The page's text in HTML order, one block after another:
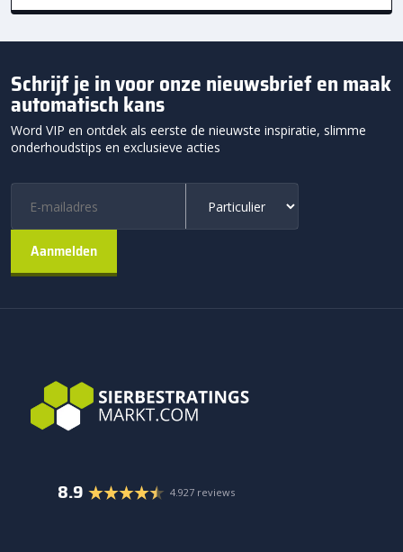
Schrijf je in voor onze nieuwsbrief en maak
automatisch kans
Word VIP en ontdek als eerste de nieuwste inspiratie, slimme
onderhoudstips en exclusieve acties
8.9 4.927 reviews